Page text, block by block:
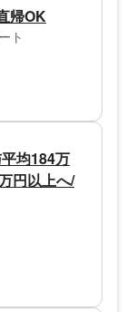
帰OK
ト
均184万
円以上へ/